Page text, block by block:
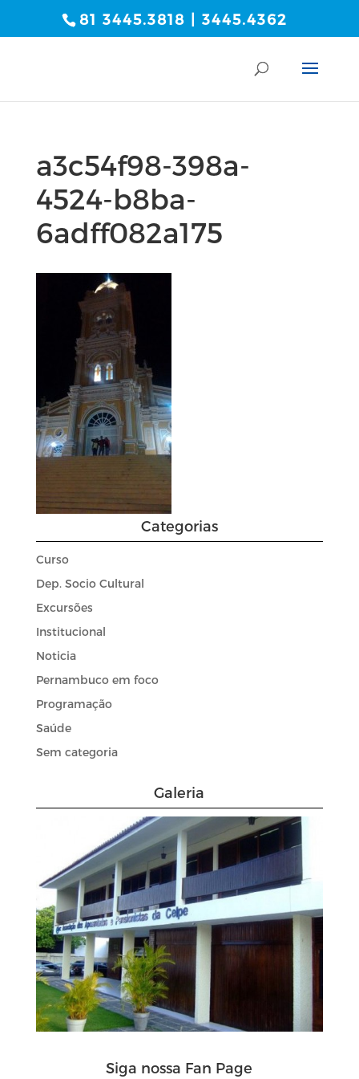
81 3445.3818 | 3445.4362
a3c54f98-398a-
4524-b8ba-
6adff082a175
Categorias
Curso
Dep. Socio Cultural
Excursões
Institucional
Noticia
Pernambuco em foco
Programação
Saúde
Sem categoria
Galeria
Siga nossa Fan Page